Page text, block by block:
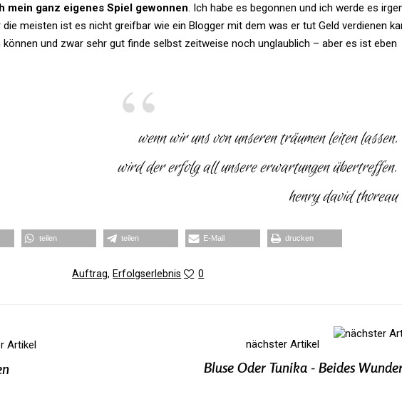
mein ganz eigenes Spiel gewonnen. Ich habe es begonnen und ich werde es
die meisten ist es nicht greifbar wie ein Blogger mit dem was er tut Geld ver­dienen
und zwar sehr gut finde selbst zeit­weise noch unglaub­lich – aber es ist eben
wenn wir uns von unseren träumen leiten lassen,
wird der erfolg all unsere erwar­tungen übertreffen.
henry david thoreau
teilen teilen E‑Mail dru­cken
Auftrag, Erfolgserlebnis 0
Artikel nächster Artikel
Bluse Oder Tunika - Beides